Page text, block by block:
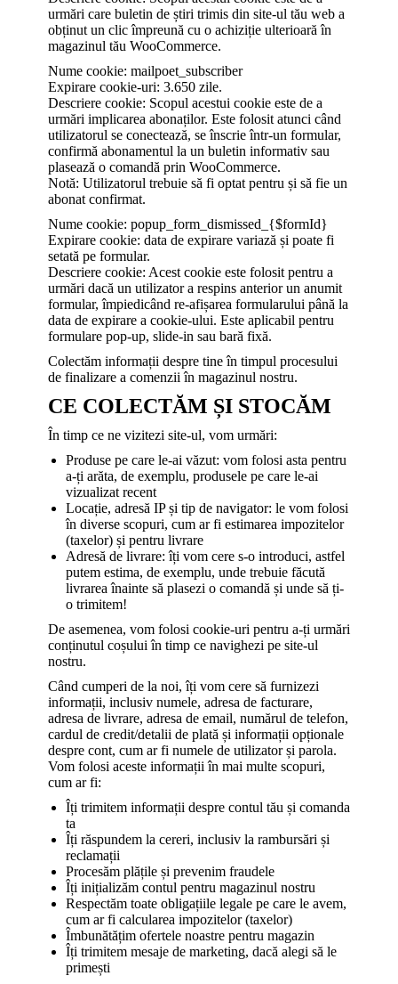
urmări care buletin de știri trimis din site-ul tău web a
obținut un clic împreună cu o achiziție ulterioară în
magazinul tău WooCommerce.
Nume cookie: mailpoet_subscriber
Expirare cookie-uri: 3.650 zile.
Descriere cookie: Scopul acestui cookie este de a
urmări implicarea abonaților. Este folosit atunci când
utilizatorul se conectează, se înscrie într-un formular,
confirmă abonamentul la un buletin informativ sau
plasează o comandă prin WooCommerce.
Notă: Utilizatorul trebuie să fi optat pentru și să fie un
abonat confirmat.
Nume cookie: popup_form_dismissed_{$formId}
Expirare cookie: data de expirare variază și poate fi
setată pe formular.
Descriere cookie: Acest cookie este folosit pentru a
urmări dacă un utilizator a respins anterior un anumit
formular, împiedicând re-afișarea formularului până la
data de expirare a cookie-ului. Este aplicabil pentru
formulare pop-up, slide-in sau bară fixă.
Colectăm informații despre tine în timpul procesului
de finalizare a comenzii în magazinul nostru.
CE COLECTĂM ȘI STOCĂM
În timp ce ne vizitezi site-ul, vom urmări:
Produse pe care le-ai văzut: vom folosi asta pentru
a-ți arăta, de exemplu, produsele pe care le-ai
vizualizat recent
Locație, adresă IP și tip de navigator: le vom folosi
în diverse scopuri, cum ar fi estimarea impozitelor
(taxelor) și pentru livrare
Adresă de livrare: îți vom cere s-o introduci, astfel
putem estima, de exemplu, unde trebuie făcută
livrarea înainte să plasezi o comandă și unde să ți-
o trimitem!
De asemenea, vom folosi cookie-uri pentru a-ți urmări
conținutul coșului în timp ce navighezi pe site-ul
nostru.
Când cumperi de la noi, îți vom cere să furnizezi
informații, inclusiv numele, adresa de facturare,
adresa de livrare, adresa de email, numărul de telefon,
cardul de credit/detalii de plată și informații opționale
despre cont, cum ar fi numele de utilizator și parola.
Vom folosi aceste informații în mai multe scopuri,
cum ar fi:
Îți trimitem informații despre contul tău și comanda
ta
Îți răspundem la cereri, inclusiv la rambursări și
reclamații
Procesăm plățile și prevenim fraudele
Îți inițializăm contul pentru magazinul nostru
Respectăm toate obligațiile legale pe care le avem,
cum ar fi calcularea impozitelor (taxelor)
Îmbunătățim ofertele noastre pentru magazin
Îți trimitem mesaje de marketing, dacă alegi să le
primești